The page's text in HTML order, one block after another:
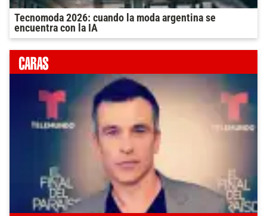
Tecnomoda 2026: cuando la moda argentina se
encuentra con la IA